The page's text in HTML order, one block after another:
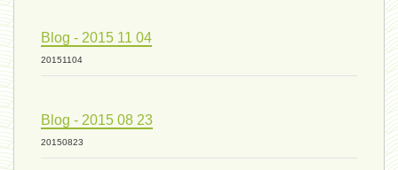
mode de production industriel 01 -
Blog - 2015 11 04
20151104
Blog - 2015 08 23
20150823